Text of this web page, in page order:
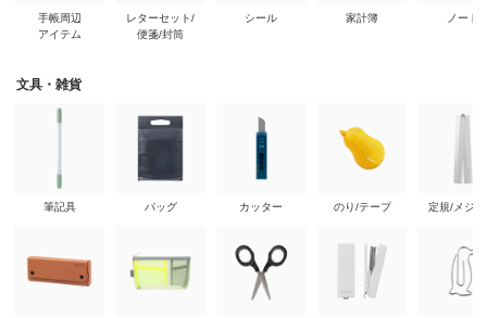
手帳周辺
アイテム
レターセット/
便箋/封筒
シール 家計簿 ノート
文具・雑貨
筆記具 バッグ カッター のり/テープ 定規/メジ